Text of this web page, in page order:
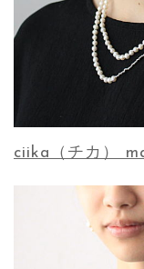
ciika（チカ）